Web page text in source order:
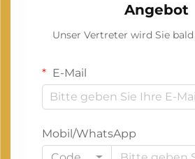
Angebot
Unser Vertreter wird Sie
E-Mail
Mobil/WhatsApp